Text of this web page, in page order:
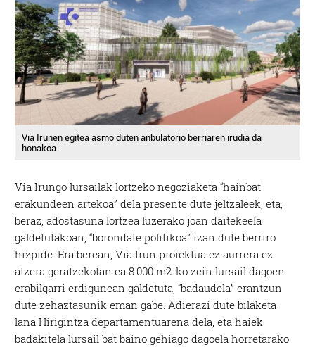
Via Irunen egitea asmo duten anbulatorio berriaren irudia da
honakoa.
Via Irungo lursailak lortzeko negoziaketa “hainbat
erakundeen artekoa” dela presente dute jeltzaleek, eta,
beraz, adostasuna lortzea luzerako joan daitekeela
galdetutakoan, “borondate politikoa” izan dute berriro
hizpide. Era berean, Via Irun proiektua ez aurrera ez
atzera geratzekotan ea 8.000 m2-ko zein lursail dagoen
erabilgarri erdigunean galdetuta, “badaudela” erantzun
dute zehaztasunik eman gabe. Adierazi dute bilaketa
lana Hirigintza departamentuarena dela, eta haiek
badakitela lursail bat baino gehiago dagoela horretarako